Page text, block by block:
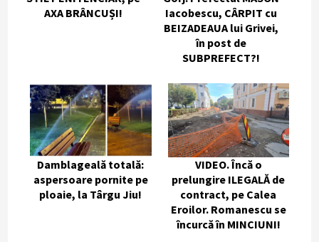
AXA BRÂNCUȘI!
Iacobescu, CÂRPIT cu
BEIZADEAUA lui Grivei,
în post de
SUBPREFECT?!
Damblageală totală:
aspersoare pornite pe
ploaie, la Târgu Jiu!
VIDEO. Încă o
prelungire ILEGALĂ de
contract, pe Calea
Eroilor. Romanescu se
încurcă în MINCIUNI!